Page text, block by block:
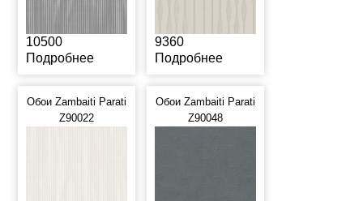
10500
Подробнее
9360
Подробнее
Обои Zambaiti Parati
Z90022
Обои Zambaiti Parati
Z90048